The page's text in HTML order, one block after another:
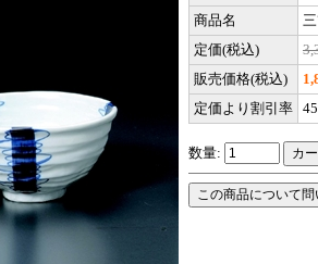
商品名
定価(税込)
販売価格(税込)
定価より割引率
数量: